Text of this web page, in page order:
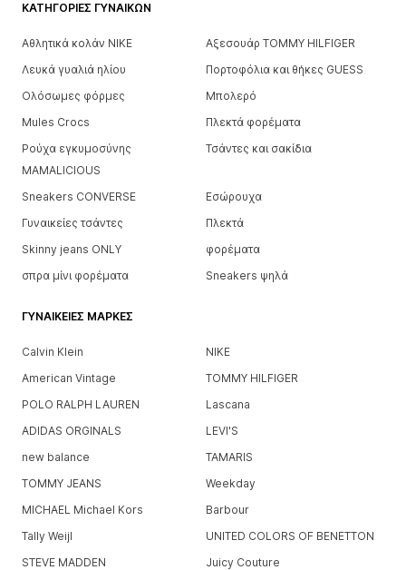
ΚΑΤΗΓΟΡΊΕΣ ΓΥΝΑΙΚΏΝ
Αθλητικά κολάν NIKE
Αξεσουάρ TOMMY HILFIGER
Λευκά γυαλιά ηλίου
Πορτοφόλια και θήκες GUESS
Ολόσωμες φόρμες
Μπολερό
Mules Crocs
Πλεκτά φορέματα
Ρούχα εγκυμοσύνης
MAMALICIOUS
Τσάντες και σακίδια
Sneakers CONVERSE
Εσώρουχα
Γυναικείες τσάντες
Πλεκτά
Skinny jeans ONLY
φορέματα
σπρα μίνι φορέματα
Sneakers ψηλά
ΓΥΝΑΙΚΕΊΕΣ ΜΆΡΚΕΣ
Calvin Klein
NIKE
American Vintage
TOMMY HILFIGER
POLO RALPH LAUREN
Lascana
ADIDAS ORGINALS
LEVI'S
new balance
TAMARIS
TOMMY JEANS
Weekday
MICHAEL Michael Kors
Barbour
Tally Weijl
UNITED COLORS OF BENETTON
STEVE MADDEN
Juicy Couture